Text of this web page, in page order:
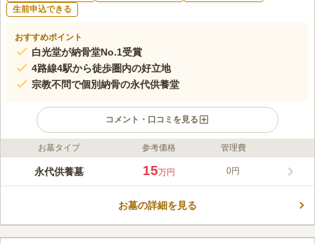
生前申込できる
おすすめポイント
白光堂が納骨堂No.1受賞
4路線4駅から徒歩圏内の好立地
宗教不問で個別納骨の永代供養堂
コメント・口コミを見る
ライフドット編集部のコメント
スカイツリー、浅草、上野公園など東京の観光スポットが集まる
骨の引取にも対応されています。お寺まで遺骨を持って行けない
口コミ評価
お墓タイプ 参考価格 管理費
永代供養墓 15万円 0円
お墓の詳細を見る